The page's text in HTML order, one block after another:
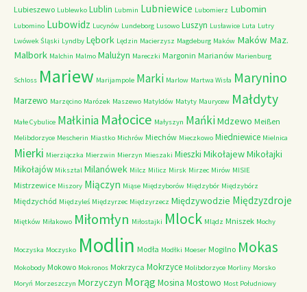
Lubieszewo Lublewko Lublin Lubmin Lubniewice Lubomierz Lubomin
Lubomino Lubowidz Lucynów Lundeborg Lusowo Luszyn Lusławice Luta Lutry
Lwówek Śląski Lyndby Lębork Lędzin Macierzysz Magdeburg Maków Maków Maz.
Malbork Malchin Malmo Malużyn Mareczki Margonin Marianów Marienburg
Schloss Mariew Marijampole Marki Marlow Martwa Wisła Marynino
Marzewo Marzęcino Marózek Maszewo Matyldów Matyty Maurycew Małdyty
Małe Cybulice Małkinia Małocice Małyszyn MańkiMdzewo Meißen
Melibdorzyce Mescherin Miastko Michrów Miechów Mieczkowo Miedniewice Mielnica
Mierki Mierziączka Mierzwin Mierzyn Mieszaki Mieszki MikołajewMikołajki
Mikołajów Miksztal Milanówek Milcz Milicz Mirsk Mirzec Mirów MISIE
Mistrzewice Miszory Miączyn Miąse Międzyborów Międzybór Międzybórz
Międzychód Międzyleś Międzyrzec Międzyrzecz Międzywodzie Międzyzdroje
Miętków Miłakowo Miłomłyn Miłostajki Mlock Mlądz Mniszek Mochy
Moczyska Moczysko Modlin Modła Modłki Moeser Mogilno Mokas
Mokobody Mokowo Mokronos Mokrzyca Mokrzyce Molibdorzyce Morliny Morsko
Moryń Morzeszczyn Morzyczyn MorągMosina Mostowo Most Południowy